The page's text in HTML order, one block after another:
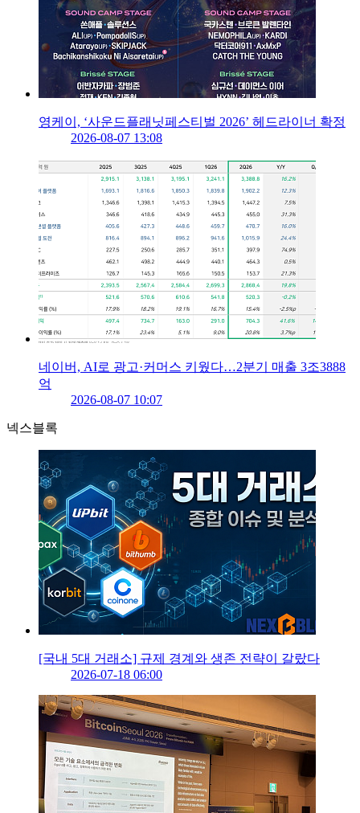
영케이, ‘사운드플래닛페스티벌 2026’ 헤드라이너 확정
2026-08-07 13:08
네이버, AI로 광고·커머스 키웠다…2분기 매출 3조3888
억
2026-08-07 10:07
넥스블록
[국내 5대 거래소] 규제 경계와 생존 전략이 갈랐다
2026-07-18 06:00